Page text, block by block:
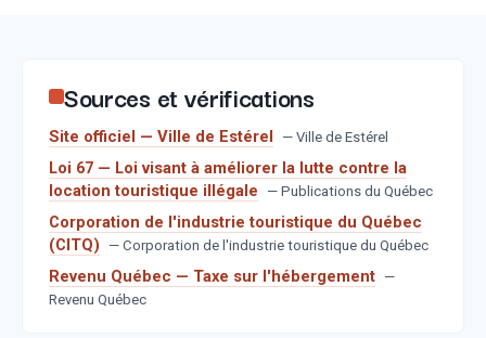
Sources et vérifications
Site officiel — Ville de Estérel — Ville de Estérel
Loi 67 — Loi visant à améliorer la lutte contre la
location touristique illégale
— Publications du Québec
Corporation de l'industrie touristique du Québec
(CITQ)
— Corporation de l'industrie touristique du Québec
Revenu Québec — Taxe sur l'hébergement —
Revenu Québec